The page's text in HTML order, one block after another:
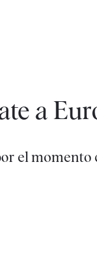
a
el momento